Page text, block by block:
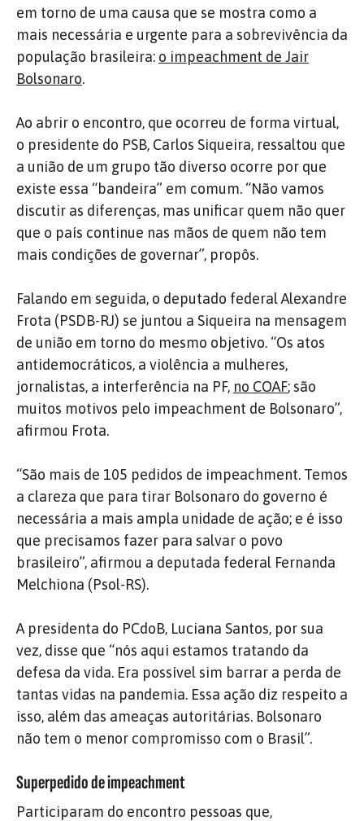
em torno de uma causa que se mostra como a
mais necessária e urgente para a sobrevivência da
população brasileira: o impeachment de Jair
Bolsonaro.
Ao abrir o encontro, que ocorreu de forma virtual,
o presidente do PSB, Carlos Siqueira, ressaltou que
a união de um grupo tão diverso ocorre por que
existe essa “bandeira” em comum. “Não vamos
discutir as diferenças, mas unificar quem não quer
que o país continue nas mãos de quem não tem
mais condições de governar”, propôs.
Falando em seguida, o deputado federal Alexandre
Frota (PSDB-RJ) se juntou a Siqueira na mensagem
de união em torno do mesmo objetivo. “Os atos
antidemocráticos, a violência a mulheres,
jornalistas, a interferência na PF, no COAF; são
muitos motivos pelo impeachment de Bolsonaro”,
afirmou Frota.
“São mais de 105 pedidos de impeachment. Temos
a clareza que para tirar Bolsonaro do governo é
necessária a mais ampla unidade de ação; e é isso
que precisamos fazer para salvar o povo
brasileiro”, afirmou a deputada federal Fernanda
Melchiona (Psol-RS).
A presidenta do PCdoB, Luciana Santos, por sua
vez, disse que “nós aqui estamos tratando da
defesa da vida. Era possível sim barrar a perda de
tantas vidas na pandemia. Essa ação diz respeito a
isso, além das ameaças autoritárias. Bolsonaro
não tem o menor compromisso com o Brasil”.
Superpedido de impeachment
Participaram do encontro pessoas que,